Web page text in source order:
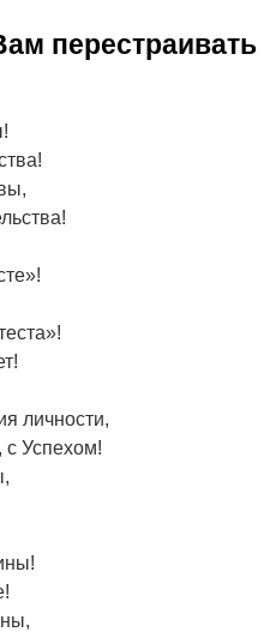
перестраивать
личности,
Успехом!